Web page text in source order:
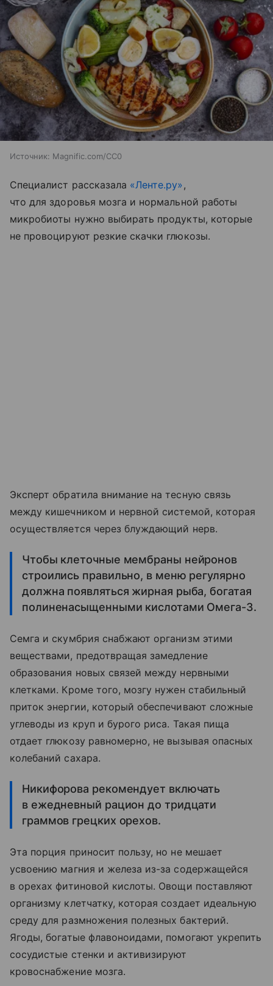
Источник: Magnific.com/CC0
Специалист рассказала «Ленте.ру» ,
что для здоровья мозга и нормальной работы
микробиоты нужно выбирать продукты, которые
не провоцируют резкие скачки глюкозы.
Эксперт обратила внимание на тесную связь
между кишечником и нервной системой, которая
осуществляется через блуждающий нерв.
Чтобы клеточные мембраны нейронов
строились правильно, в меню регулярно
должна появляться жирная рыба, богатая
полиненасыщенными кислотами Омега-3.
Семга и скумбрия снабжают организм этими
веществами, предотвращая замедление
образования новых связей между нервными
клетками. Кроме того, мозгу нужен стабильный
приток энергии, который обеспечивают сложные
углеводы из круп и бурого риса. Такая пища
отдает глюкозу равномерно, не вызывая опасных
колебаний сахара.
Никифорова рекомендует включать
в ежедневный рацион до тридцати
граммов грецких орехов.
Эта порция приносит пользу, но не мешает
усвоению магния и железа из-за содержащейся
в орехах фитиновой кислоты. Овощи поставляют
организму клетчатку, которая создает идеальную
среду для размножения полезных бактерий.
Ягоды, богатые флавоноидами, помогают укрепить
сосудистые стенки и активизируют
кровоснабжение мозга.